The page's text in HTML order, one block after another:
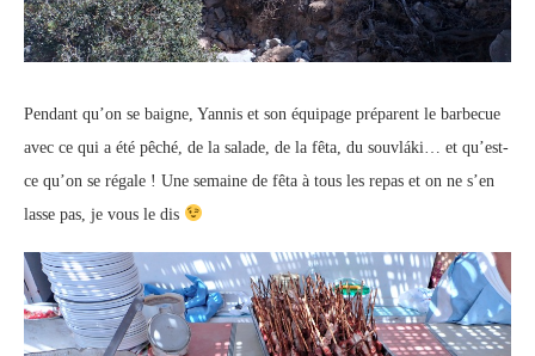
Pendant qu’on se baigne, Yannis et son équipage préparent le barbecue
avec ce qui a été pêché, de la salade, de la fêta, du souvláki… et qu’est-
ce qu’on se régale ! Une semaine de fêta à tous les repas et on ne s’en
lasse pas, je vous le dis